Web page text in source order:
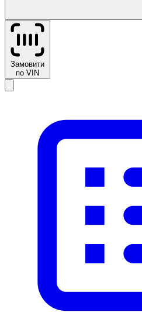
Замовити
по VIN